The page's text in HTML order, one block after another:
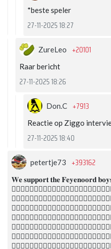
*beste speler
27-11-2025 18:27
ZureLeo +20101
Raar bericht
27-11-2025 18:26
Don.C +7913
Reactie op Ziggo
27-11-2025 18:40
petertje73 +393162
𝐖𝐞 𝐬𝐮𝐩𝐩𝐨𝐫𝐭 𝐭𝐡𝐞 𝐅𝐞𝐲𝐞𝐧𝐨𝐨𝐫𝐝